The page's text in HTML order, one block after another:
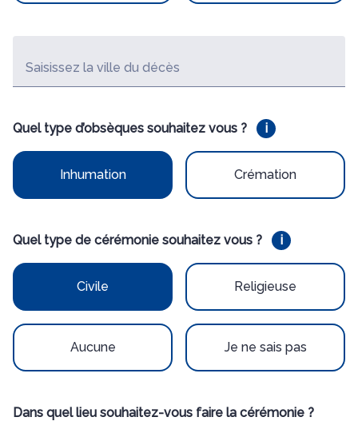
Saisissez la ville du décès
Quel type d’obsèques souhaitez vous ? i
Inhumation Crémation
Quel type de cérémonie souhaitez vous ? i
Civile Religieuse
Aucune Je ne sais pas
Dans quel lieu souhaitez-vous faire la cérémonie ?